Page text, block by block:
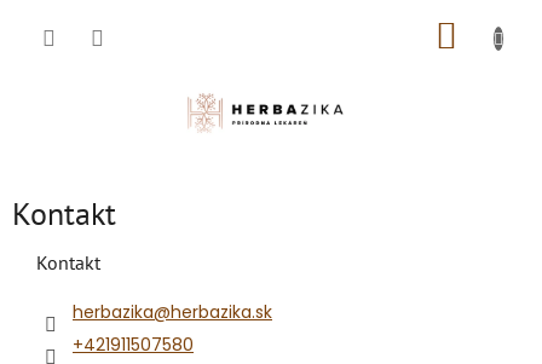
Kontakt
Kontakt
herbazika@herbazika.sk
+421911507580